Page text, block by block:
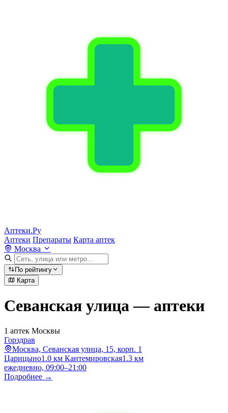
Аптеки.Ру
Аптеки Препараты Карта аптек
Москва
По рейтингу
Карта
Севанская улица — аптеки
1 аптек Москвы
Горздрав
Москва, Севанская улица, 15, корп. 1
Царицыно1.0 км Кантемировская1.3 км
ежедневно, 09:00–21:00
Подробнее →